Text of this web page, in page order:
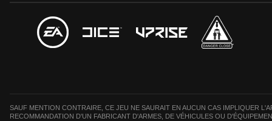
SAUF MENTION CONTRAIRE, CE JEU NE SAURAIT EN AUCUN CAS IMPLIQUER
RECOMMANDATION D'UN FABRICANT D'ARMES, DE VÉHICULES OU